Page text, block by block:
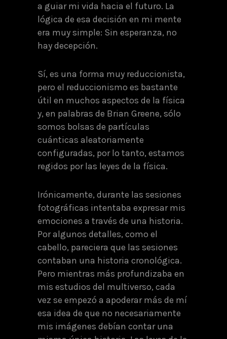
a guiar mi vida hacia el futuro. La
lógica de esa decisión en mi mente
era muy simple: Sin esperanza, no
hay decepción.
Sí, es una forma muy reduccionista,
pero el reduccionismo es bastante
útil en muchos aspectos de la física
y, en palabras de Brian Greene, sólo
somos bolsas de partículas
cuánticas aleatoriamente
configuradas, por lo tanto, estamos
regidos por las leyes de la física.
Irónicamente, durante las sesiones
fotográficas intentaba expresar mis
emociones a través de una historia.
Por algunos detalles, como el
cabello, pareciera que las sesiones
contaban una historia cronológica.
Pero mientras más profundizaba en
mis estudios del multiverso, cada
vez se empezó a apoderar más de mí
esa idea de que no necesariamente
mis imágenes debían contar una